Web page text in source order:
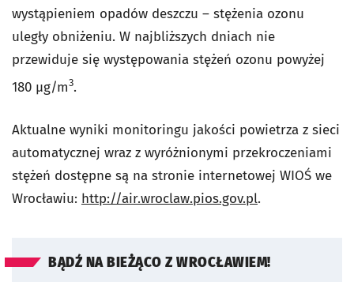
wystąpieniem opadów deszczu – stężenia ozonu
uległy obniżeniu. W najbliższych dniach nie
przewiduje się występowania stężeń ozonu powyżej
180 µg/m3.
Aktualne wyniki monitoringu jakości powietrza z sieci
automatycznej wraz z wyróżnionymi przekroczeniami
stężeń dostępne są na stronie internetowej WIOŚ we
Wrocławiu: http://air.wroclaw.pios.gov.pl.
BĄDŹ NA BIEŻĄCO Z WROCŁAWIEM!